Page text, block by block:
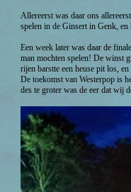
Allereerst was daar ons
spelen in de Ginsert in Genk, en
Een week later was daar de
man mochten spelen! De winst
rijen barstte een heuse pit los,
De toekomst van Westerpop is
des te groter was de eer dat wij